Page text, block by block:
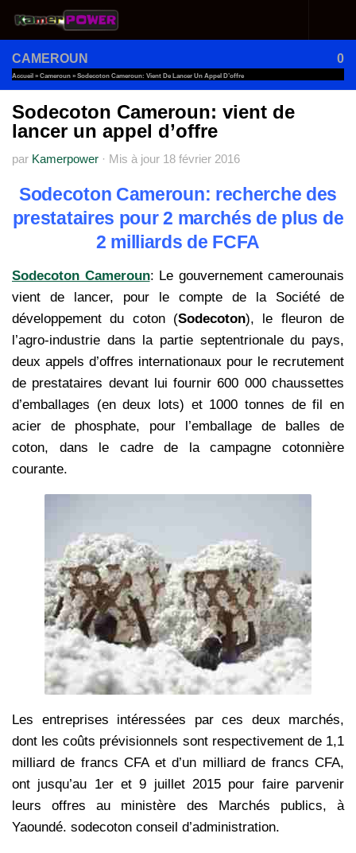
Au dessous du contenu
CAMEROUN 0
Accueil » Cameroun » Sodecoton Cameroun: Vient De Lancer Un Appel D’offre
Sodecoton Cameroun: vient de
lancer un appel d’offre
par Kamerpower · Mis à jour 18 février 2016
Sodecoton Cameroun: recherche des
prestataires pour 2 marchés de plus de
2 milliards de FCFA
Sodecoton Cameroun: Le gouvernement camerounais
vient de lancer, pour le compte de la Société de
développement du coton (Sodecoton), le fleuron de
l’agro-industrie dans la partie septentrionale du pays,
deux appels d’offres internationaux pour le recrutement
de prestataires devant lui fournir 600 000 chaussettes
d’emballages (en deux lots) et 1000 tonnes de fil en
acier de phosphate, pour l’emballage de balles de
coton, dans le cadre de la campagne cotonnière
courante.
Les entreprises intéressées par ces deux marchés,
dont les coûts prévisionnels sont respectivement de 1,1
milliard de francs CFA et d’un milliard de francs CFA,
ont jusqu’au 1er et 9 juillet 2015 pour faire parvenir
leurs offres au ministère des Marchés publics, à
Yaoundé. sodecoton conseil d’administration.